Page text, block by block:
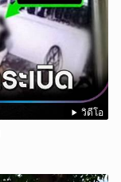
วิดีโอ